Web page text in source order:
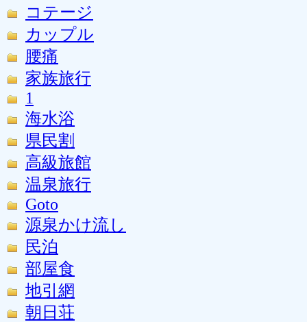
コテージ
カップル
腰痛
家族旅行
1
海水浴
県民割
高級旅館
温泉旅行
Goto
源泉かけ流し
民泊
部屋食
地引網
朝日荘